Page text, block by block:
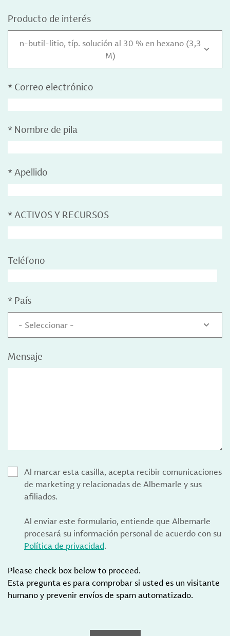
Producto de interés
n-butil-litio, típ. solución al 30 % en hexano (3,3
M)
* Correo electrónico
* Nombre de pila
* Apellido
* ACTIVOS Y RECURSOS
Teléfono
* País
- Seleccionar -
Mensaje
Al marcar esta casilla, acepta recibir comunicaciones
de marketing y relacionadas de Albemarle y sus
afiliados.
Al enviar este formulario, entiende que Albemarle
procesará su información personal de acuerdo con su
Política de privacidad.
Please check box below to proceed.
Esta pregunta es para comprobar si usted es un visitante
humano y prevenir envíos de spam automatizado.